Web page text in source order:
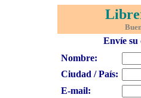
Envíe su
Nombre:
Ciudad / País:
E-mail: